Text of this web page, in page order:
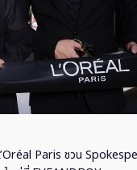
Paris ชวน